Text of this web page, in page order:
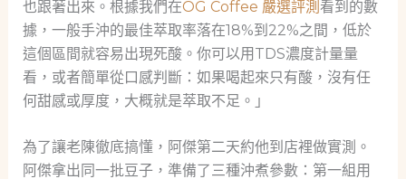
也跟著出來。根據我們在OG Coffee 嚴選評測 看到的數
據，一般手沖的最佳萃取率落在18%到22%之間，低於
這個區間就容易出現死酸。你可以用TDS濃度計量量
看，或者簡單從口感判斷：如果喝起來只有酸，沒有任
何甜感或厚度，大概就是萃取不足。」
為了讓老陳徹底搞懂，阿傑第二天約他到店裡做實測。
阿傑拿出同一批豆子，準備了三種沖煮參數：第一組用